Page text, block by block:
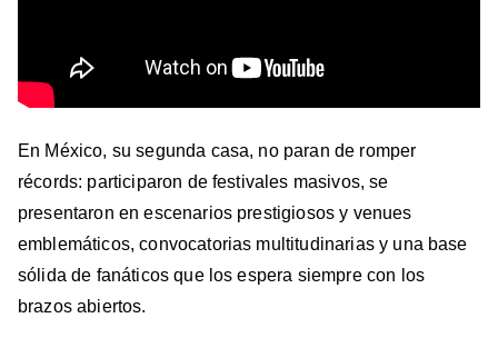
En México, su segunda casa, no paran de romper
récords: participaron de festivales masivos, se
presentaron en escenarios prestigiosos y venues
emblemáticos, convocatorias multitudinarias y una base
sólida de fanáticos que los espera siempre con los
brazos abiertos.